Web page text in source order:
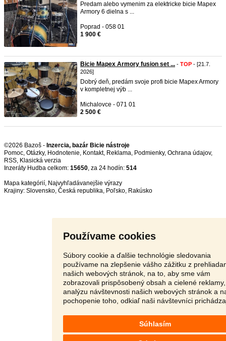
Používame cookies
Súbory cookie a ďalšie technológie sledovania
používame na zlepšenie vášho zážitku z
našich webových stránok, na to, aby sme vám
zobrazovali prispôsobený obsah a cielené
analýzu návštevnosti našich webových stránok a
pochopenie toho, odkiaľ naši návštevníci
Súhlasím
Predam alebo vymenim za elektricke bicie Mapex
Armory 6 dielna s ...
Poprad - 058 01
1 900 €
Bicie Mapex Armory fusion set ... - TOP - [21.7.
2026]
Dobrý deň, predám svoje profi bicie Mapex Armory
v kompletnej výb ...
Michalovce - 071 01
2 500 €
©2026 Bazoš - Inzercia, bazár Bicie nástroje
Pomoc, Otázky, Hodnotenie, Kontakt, Reklama, Podmienky, Ochrana údajov,
RSS,
Inzeráty Hudba celkom: 15650, za 24 hodín: 514
Mapa kategórií, Najvyhľadávanejšie výrazy
Krajiny: Slovensko, Česká republika, Poľsko, Rakúsko